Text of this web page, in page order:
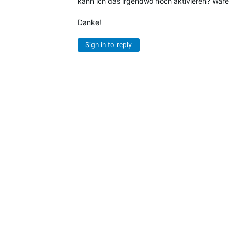
Danke!
Sign in to reply